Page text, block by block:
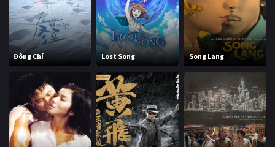
Đông Chí Lost Song Song Lang